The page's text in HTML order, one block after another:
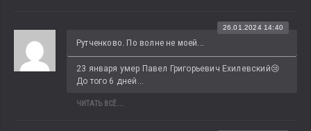
Рутченково. По волне не моей...
26.01.2024 14:40
23 января умер Павел Григорьевич Ехилевский😢
До того 6 дней...
ЧИТАТЬ ВСЁ...